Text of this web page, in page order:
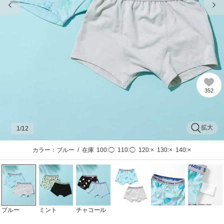
352
拡大
1 /12
カラー：ブルー / 在庫 100:◯ 110:◯ 120:× 130:× 140:×
ブルー ミント チャコール